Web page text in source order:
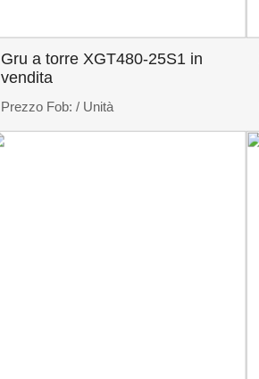
Gru a torre XGT480-25S1 in
vendita
Prezzo Fob:/ Unità